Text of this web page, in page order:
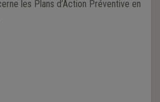
les Plans d’Action Préventive en